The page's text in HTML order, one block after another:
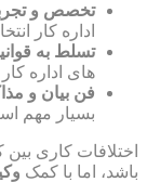
تخصص و
اداره کار
تسلط به
های اداره
فن بیان و
بسیار مهم
اختلافات کاری بین
باشد، اما با کمک